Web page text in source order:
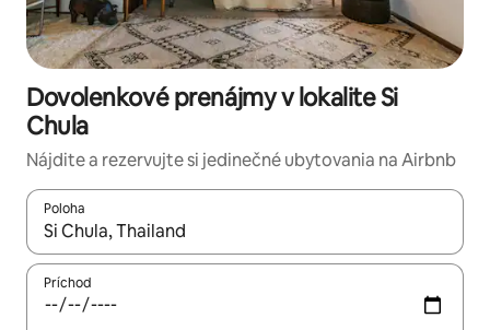
Dovolenkové prenájmy v lokalite Si
Chula
Nájdite a rezervujte si jedinečné ubytovania na Airbnb
Poloha
Keď budú výsledky k dispozícii, môžete si ich prechádzať
Príchod